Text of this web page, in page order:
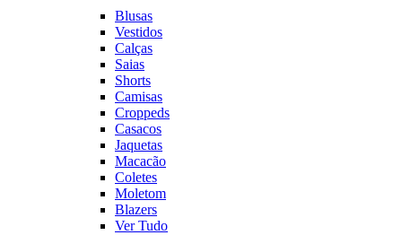
Blusas
Vestidos
Calças
Saias
Shorts
Camisas
Croppeds
Casacos
Jaquetas
Macacão
Coletes
Moletom
Blazers
Ver Tudo